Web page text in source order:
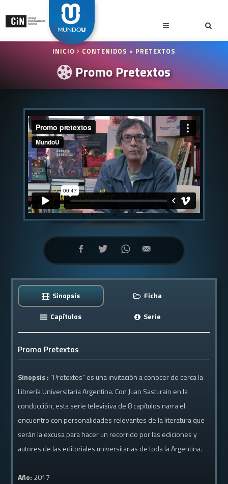
INICIO CONTENIDOS > PRETEXTOS
Promo Pretextos
Sinopsis
Ficha
Capítulos
Serie
Promo Pretextos
Sinopsis : "Pretextos" es una invitación a conocer de cerca la
Librería Universitaria Argentina. Con Juan Sasturain en la
conducción, esta serie televisiva de 8 capítulos narra el
encuentro con personalidades relevantes de la literatura que
serán la excusa para hacer un recorrido por las ediciones y
autores de las editoriales universitarias de toda la Argentina.
Año: 2017